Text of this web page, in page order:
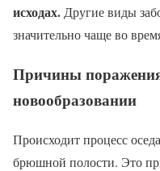
исходах.Другие виды
значительно чаще во
Причины
новообразовании
Происходит процесс
брюшной полости. Это